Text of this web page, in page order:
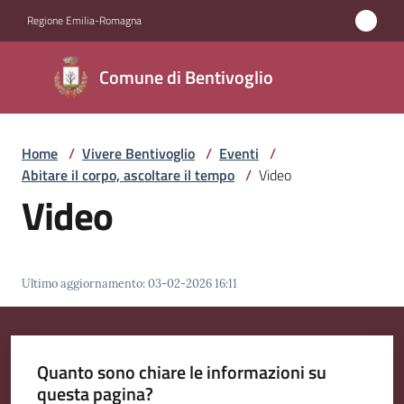
Regione Emilia-Romagna
Comune di Bentivoglio
Comune di
Bentivoglio
Amministrazione
Novità
Vivere
Bentivoglio
Home / Vivere Bentivoglio / Eventi /
Abitare il corpo, ascoltare il tempo / Video
Video
Ultimo aggiornamento:03-02-2026 16:11
Quanto sono chiare le informazioni su
questa pagina?